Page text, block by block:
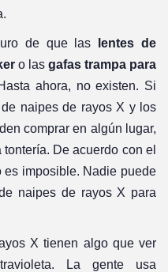
de que las
lentes de
o las gafas trampa para
ahora, no existen. Si
naipes de rayos X y los
comprar en algún lugar,
De acuerdo con el
imposible. Nadie puede
naipes de rayos X para
X tienen algo que ver
La gente usa